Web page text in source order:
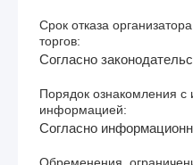
Срок отказа
торгов:
Согласно
Порядок ознакомления
информацией:
Согласно